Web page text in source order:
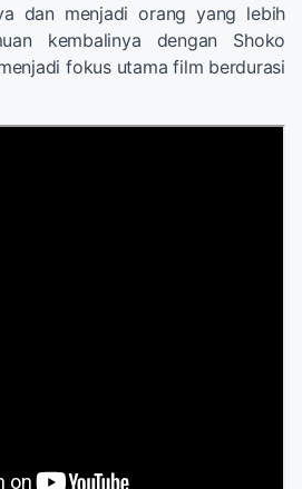
dan menjadi orang yang lebih
kembalinya dengan Shoko
fokus utama film berdurasi